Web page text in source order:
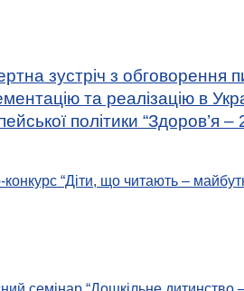
зустріч з обговорення
та реалізацію в
політики “Здоров’я –
“Діти, що читають –